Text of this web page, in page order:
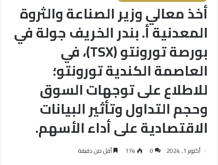
أخذ معالي وزير الصناعة والثروة
المعدنية أ. بندر الخريف جولة في
بورصة تورونتو (TSX)، في
العاصمة الكندية تورونتو؛
للاطلاع على توجهات السوق
وحجم التداول وتأثير البيانات
الاقتصادية على أداء الأسهم.
أكتوبر 1, 2024 0
174 أقل من دقيقة